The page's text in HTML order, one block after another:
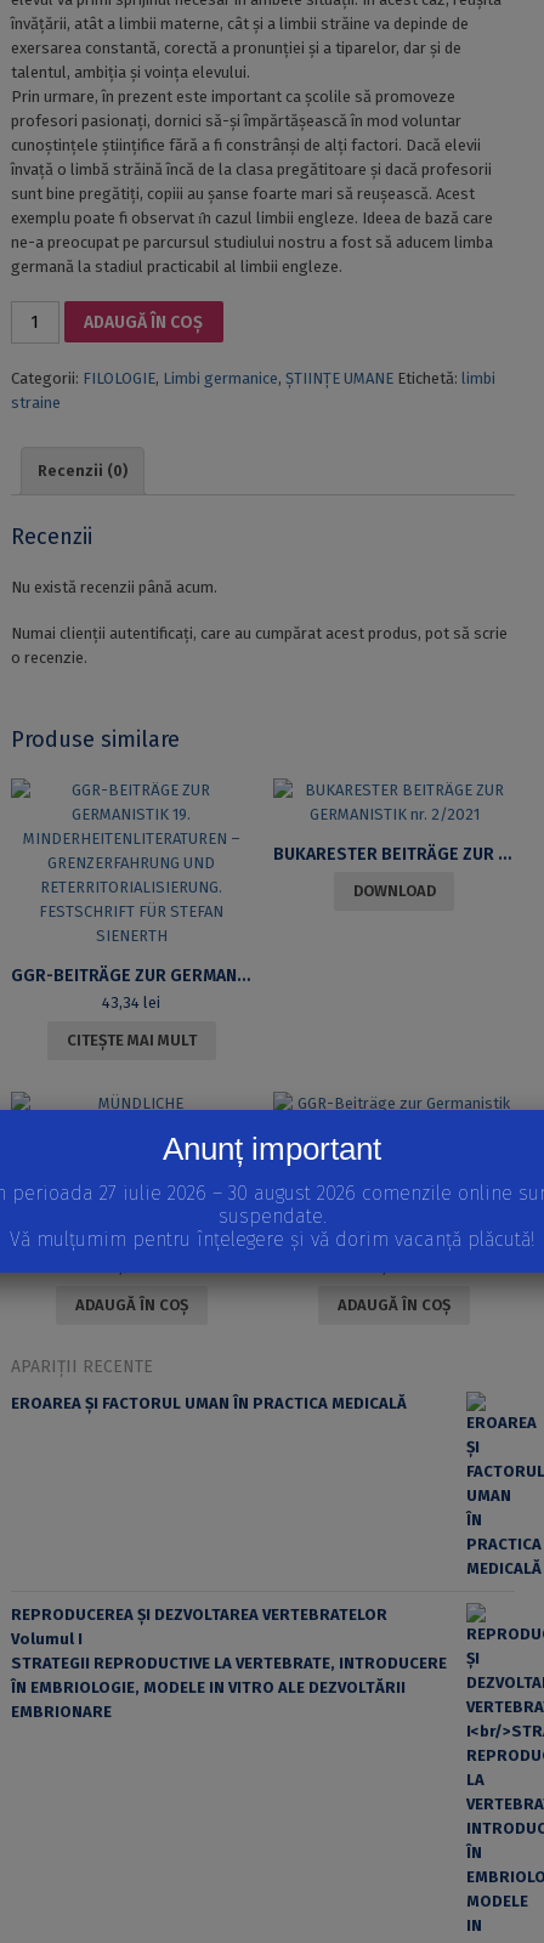
învățării, atât a limbii materne, cât și a limbii străine va depinde de
exersarea constantă, corectă a pronunției și a tiparelor, dar și de
talentul, ambiția și voința elevului.
Prin urmare, în prezent este important ca școlile să promoveze
profesori pasionați, dornici să-și împărtășească în mod voluntar
cunoștințele științifice fără a fi constrânși de alți factori. Dacă elevii
învață o limbă străină încă de la clasa pregătitoare și dacă profesorii
sunt bine pregătiți, copiii au șanse foarte mari să reuşească. Acest
exemplu poate fi observat ı̂n cazul limbii engleze. Ideea de bază care
ne-a preocupat pe parcursul studiului nostru a fost să aducem limba
germană la stadiul practicabil al limbii engleze.
DIDACTICĂ
ÎN
STRĂINILOR
FORMARE
PERFECȚIONARE
ÎNVĂȚĂMÂNTUL
PRIMAR.
GERMANĂ
LIMBĂ
ADAUGĂ ÎN COȘ
Categorii: FILOLOGIE, Limbi germanice, ȘTIINȚE UMANE Etichetă: limbi
straine
Recenzii (0)
Recenzii
Nu există recenzii până acum.
Numai clienții autentificați, care au cumpărat acest produs, pot să scrie
o recenzie.
Produse similare
GGR-BEITRÄGE ZUR GERMANISTIK 19. MINDERHEITENLITERATUREN – GRENZERFAHRUNG UND RETERRITORIALISIERUNG. FESTSCHRIFT FÜR STEFAN SIENERTH
43,34 lei
CITEȘTE MAI MULT
BUKARESTER BEITRÄGE ZUR GERMANISTIK NR. 2/2021
DOWNLOAD
MÜNDLICHE ABSCHLUSSPRÜFUNGEN. ANALYSE AUS GESPRÄCHSANALYTISCHER PERSPEKTIVE
ADAUGĂ ÎN COȘ
GGR-BEITRÄGE ZUR GERMANISTIK 27. “UND ES IMMER SCHLIMMER MACHEN…” NIETZSCHES PHILOSOPHISCHER ENTBILDUNGSROMAN
ADAUGĂ ÎN COȘ
APARIȚII RECENTE
EROAREA ȘI FACTORUL UMAN ÎN PRACTICA MEDICALĂ
REPRODUCEREA ȘI DEZVOLTAREA VERTEBRATELOR
Volumul I
STRATEGII REPRODUCTIVE LA VERTEBRATE, INTRODUCERE
ÎN EMBRIOLOGIE, MODELE IN VITRO ALE DEZVOLTĂRII
EMBRIONARE
Anunț important
perioada 27 iulie 2026 – 30 august 2026 comenzile online
suspendate.
Vă mulțumim pentru înțelegere și vă dorim vacanță plăcută!